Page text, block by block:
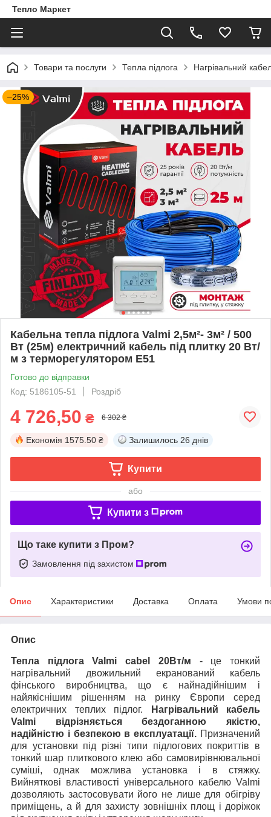
Тепло Маркет
Товари та послуги Тепла підлога Нагрівальний
–25%
Кабельна тепла підлога Valmi 2,5м²- 3м² / 500
Вт (25м) електричний кабель під плитку 20 Вт/
м з терморегулятором E51
Готово до відправки
Код: 5186105-51
Роздріб
4 726,50 ₴ 6 302 ₴
Економія 1575.50 ₴ Залишилось 26 днів
Купити
або
Купити з
Що таке купити з Пром?
Замовлення під захистом
Опис Характеристики Доставка Оплата Умови
Опис
Тепла підлога Valmi cabel 20Вт/м - це тонкий
нагрівальний двожильний екранований кабель
фінського виробництва, що є найнадійнішим і
найякіснішим рішенням на ринку Європи серед
електричних теплих підлог.
Нагрівальний кабель
Valmi відрізняється бездоганною якістю,
надійністю і безпекою в експлуатації. Призначений
для установки під різні типи підлогових покриттів в
тонкий шар плиткового клею або самовирівнювальної
суміші, однак можлива установка і в стяжку.
Вийняткові властивості універсального кабелю Valmi
дозволяють застосовувати його не лише для обігріву
приміщень, а й для захисту зовнішніх площ і доріжок